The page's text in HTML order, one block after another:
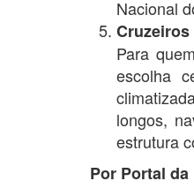
Nacional
Para
escolha
longos,
estrutura
Por Portal